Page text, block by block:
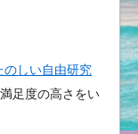
のしい自由研究
足度の高さをい